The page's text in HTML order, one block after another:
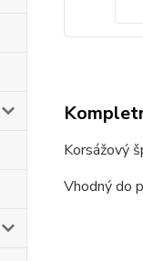
Korsážový
Vhodný do